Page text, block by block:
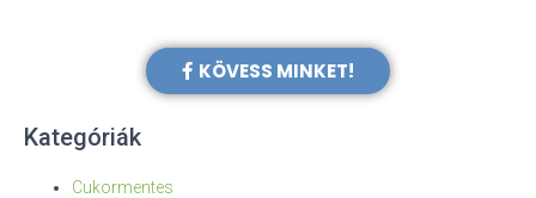
KÖVESS MINKET!
Kategóriák
Cukormentes